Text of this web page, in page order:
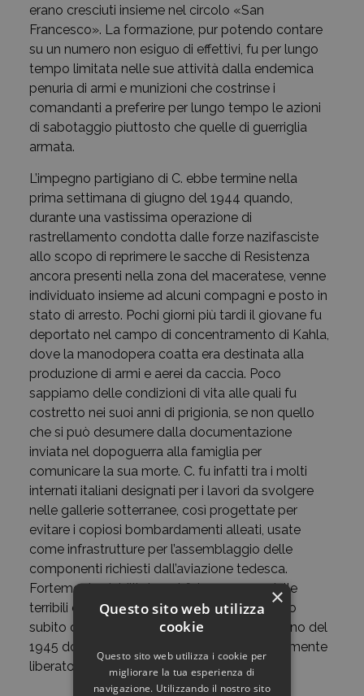
erano cresciuti insieme nel circolo «San
Francesco». La formazione, pur potendo contare
su un numero non esiguo di effettivi, fu per lungo
tempo limitata nelle sue attività dalla endemica
penuria di armi e munizioni che costrinse i
comandanti a preferire per lungo tempo le azioni
di sabotaggio piuttosto che quelle di guerriglia
armata.
L’impegno partigiano di C. ebbe termine nella
prima settimana di giugno del 1944 quando,
durante una vastissima operazione di
rastrellamento condotta dalle forze nazifasciste
allo scopo di reprimere le sacche di Resistenza
ancora presenti nella zona del maceratese, venne
individuato insieme ad alcuni compagni e posto in
stato di arresto. Pochi giorni più tardi il giovane fu
deportato nel campo di concentramento di Kahla,
dove la manodopera coatta era destinata alla
produzione di armi e aerei da caccia. Poco
sappiamo delle condizioni di vita alle quali fu
costretto nei suoi anni di prigionia, se non quello
che si può desumere dalla documentazione
inviata nel dopoguerra alla famiglia per
comunicare la sua morte. C. fu infatti tra i molti
internati italiani designati per i lavori da svolgere
nelle gallerie sotterranee, così progettate per
evitare i copiosi bombardamenti alleati, usate
come infrastrutture per l’assemblaggio delle
componenti richiesti dall’aviazione tedesca.
Fortemente debilitato nel fisico a causa delle
terribili condizioni di lavoro e del trattamento
subito dalle guardie, il giovane morì il 1° giugno del
1945 dopo che il campo era stato definitivamente
liberato.
×
Questo sito web utilizza
cookie
Questo sito web utilizza i cookie per
migliorare la tua esperienza di
navigazione. Utilizzando il nostro sito